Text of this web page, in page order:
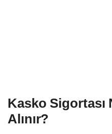
Kasko Sigortası
Alınır?